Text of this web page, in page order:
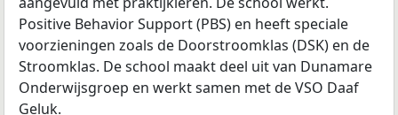
Positive Behavior Support (PBS) en heeft speciale
voorzieningen zoals de Doorstroomklas (DSK) en de
Stroomklas. De school maakt deel uit van Dunamare
Onderwijsgroep en werkt samen met de VSO Daaf
Geluk.